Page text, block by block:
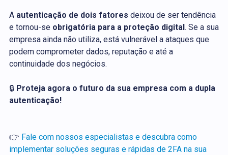
A autenticação de dois fatores deixou de ser tendência
e tornou-se obrigatória para a proteção digital. Se a sua
empresa ainda não utiliza, está vulnerável a ataques que
podem comprometer dados, reputação e até a
continuidade dos negócios.
🔒 Proteja agora o futuro da sua empresa com a dupla
autenticação!
👉 Fale com nossos especialistas e descubra como
implementar soluções seguras e rápidas de 2FA na sua